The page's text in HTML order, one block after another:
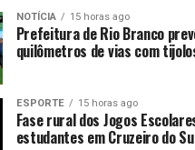
NOTÍCIA 15 horas ago
Prefeitura de Rio Branco
quilômetros de vias com
ESPORTE 15 horas ago
Fase rural dos Jogos
estudantes em Cruzeiro do